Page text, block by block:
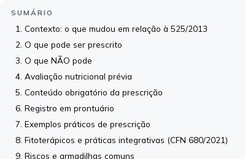
SUMÁRIO
Contexto: o que mudou em relação à 525/2013
O que pode ser prescrito
O que NÃO pode
Avaliação nutricional prévia
Conteúdo obrigatório da prescrição
Registro em prontuário
Exemplos práticos de prescrição
Fitoterápicos e práticas integrativas (CFN 680/2021)
Riscos e armadilhas comuns